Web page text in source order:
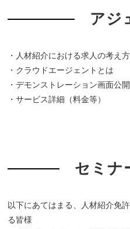
アジ
・人材紹介における求人の考え方
・クラウドエージェントとは
・デモンストレーション画面公開
・サービス詳細（料金等）
セミナ
以下にあてはまる、人材紹介免
る皆様